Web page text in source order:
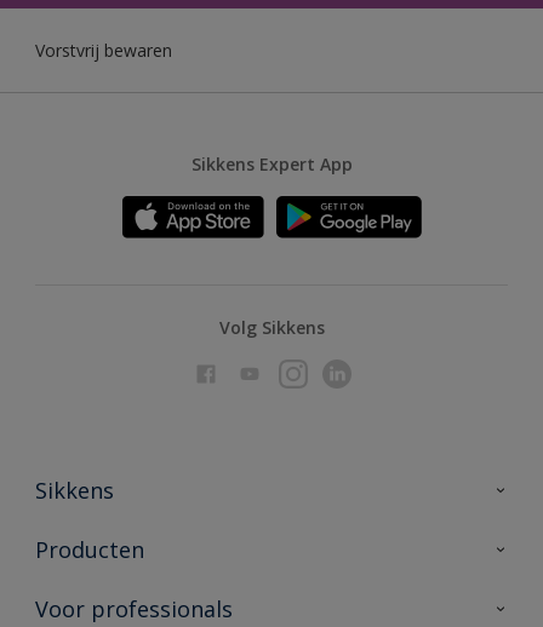
Vorstvrij bewaren
Sikkens Expert App
Volg Sikkens
Sikkens
Over Sikkens
Duurzaamheid
Producten
Producten voor binnen
Voor professionals